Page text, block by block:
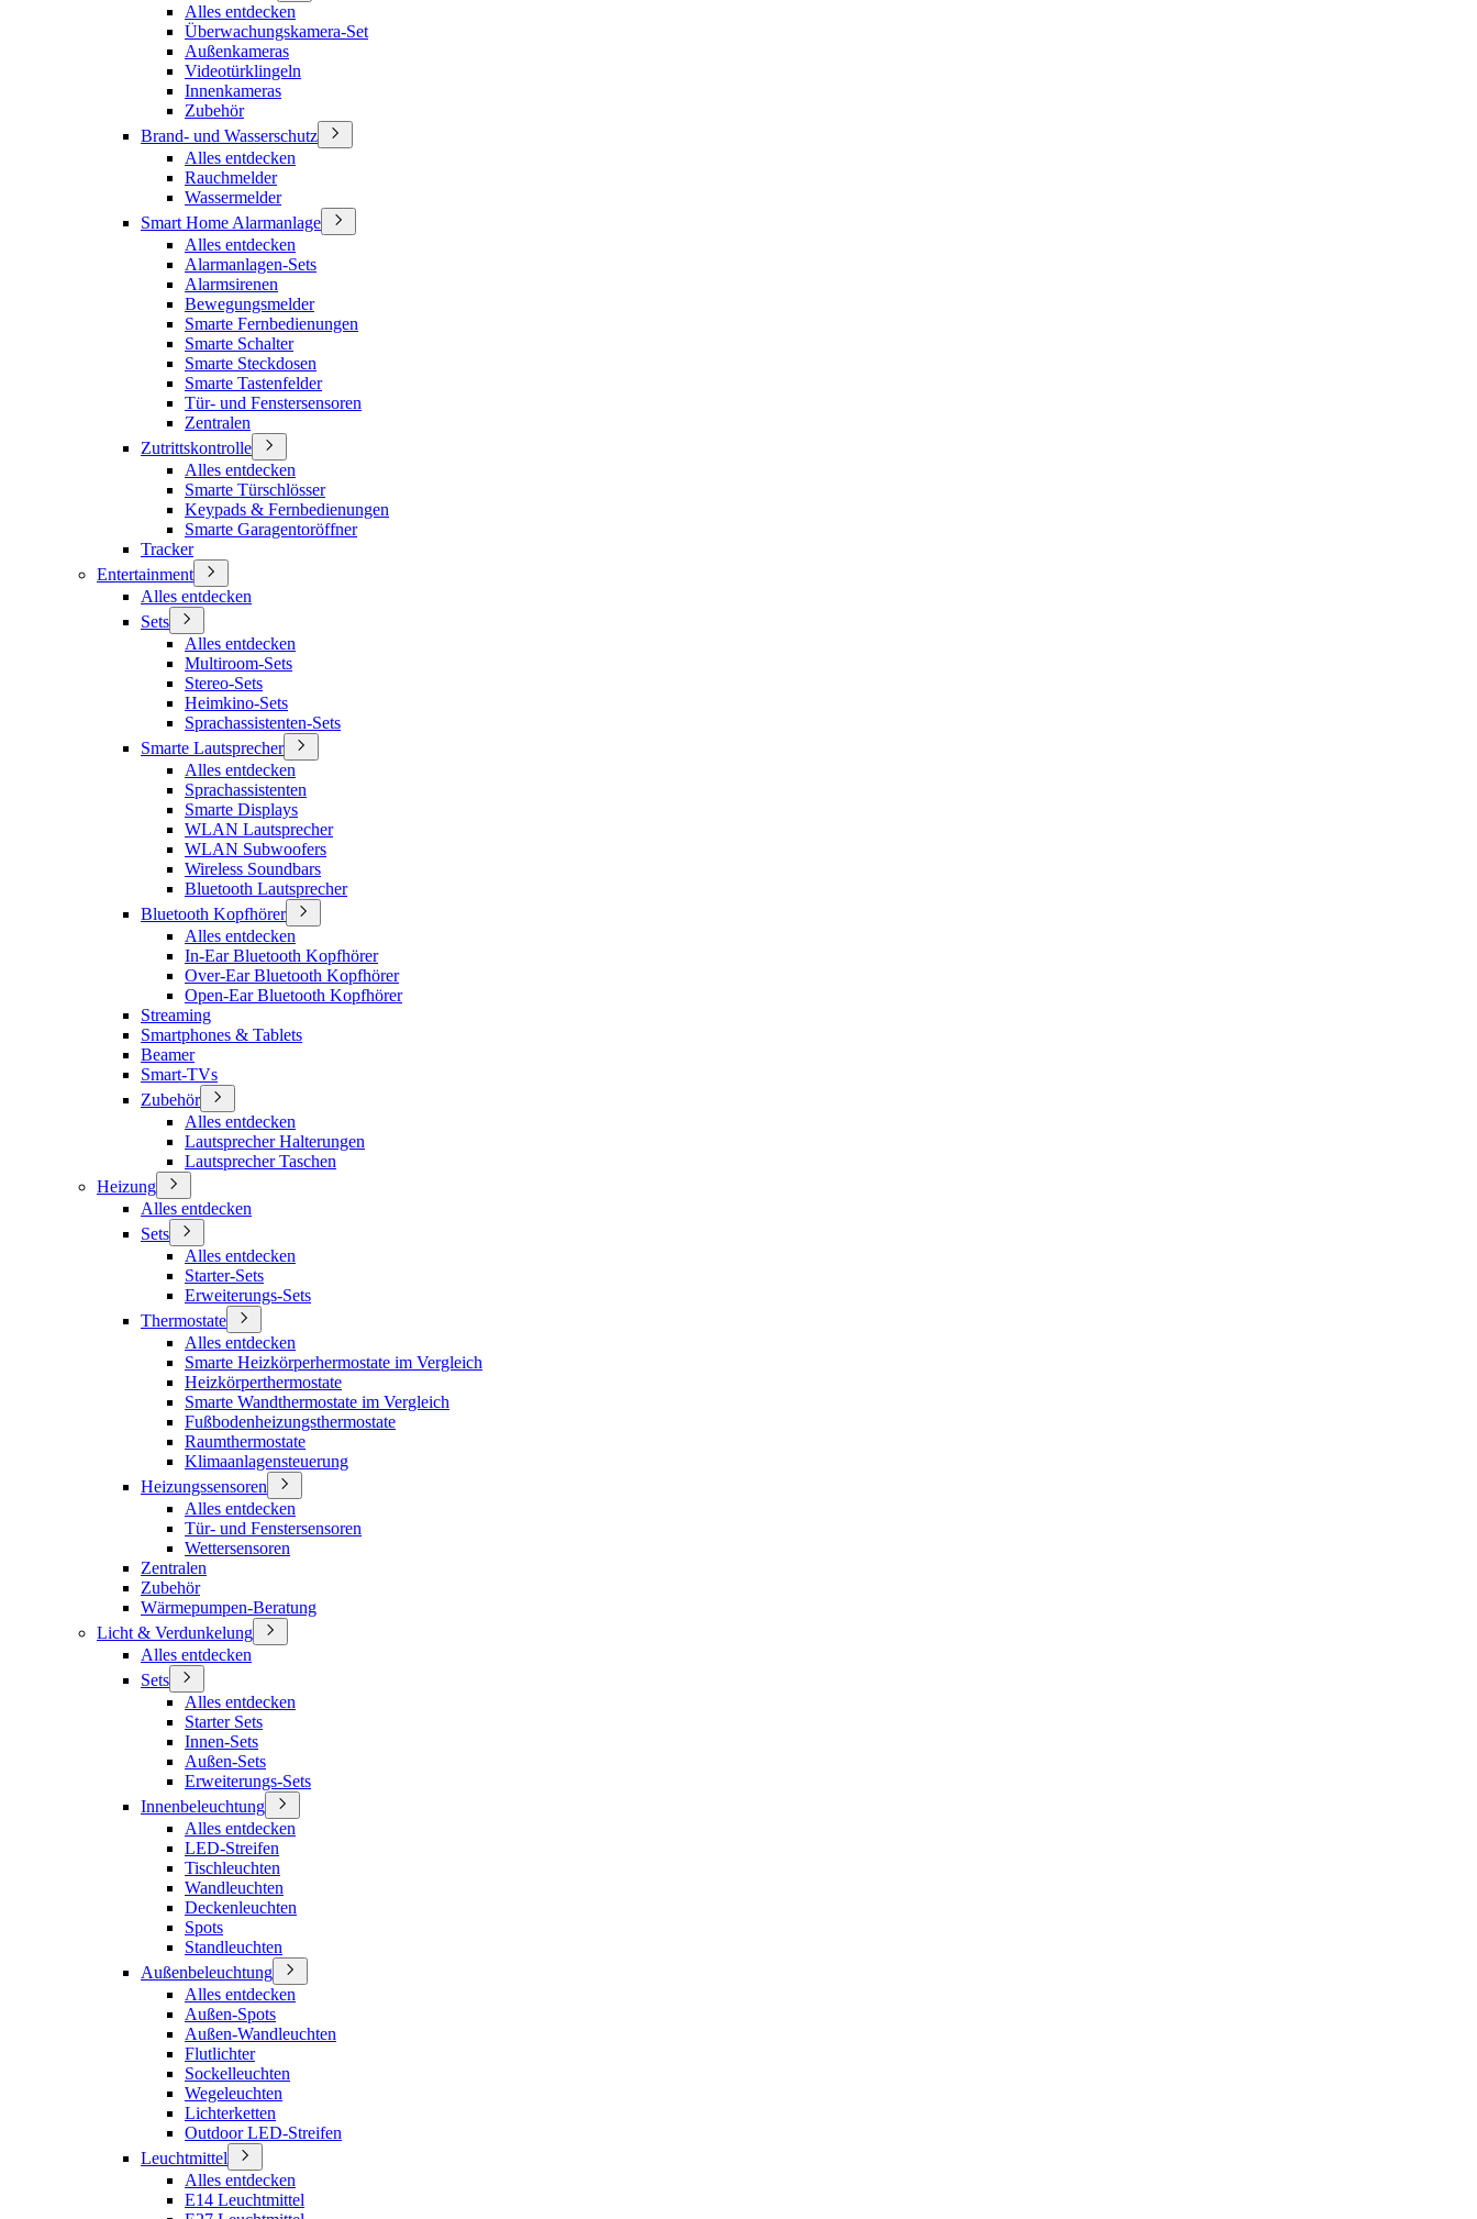
Alles entdecken
Überwachungskamera-Set
Außenkameras
Videotürklingeln
Innenkameras
Zubehör
Brand- und Wasserschutz
Alles entdecken
Rauchmelder
Wassermelder
Smart Home Alarmanlage
Alles entdecken
Alarmanlagen-Sets
Alarmsirenen
Bewegungsmelder
Smarte Fernbedienungen
Smarte Schalter
Smarte Steckdosen
Smarte Tastenfelder
Tür- und Fenstersensoren
Zentralen
Zutrittskontrolle
Alles entdecken
Smarte Türschlösser
Keypads & Fernbedienungen
Smarte Garagentoröffner
Tracker
Entertainment
Alles entdecken
Sets
Alles entdecken
Multiroom-Sets
Stereo-Sets
Heimkino-Sets
Sprachassistenten-Sets
Smarte Lautsprecher
Alles entdecken
Sprachassistenten
Smarte Displays
WLAN Lautsprecher
WLAN Subwoofers
Wireless Soundbars
Bluetooth Lautsprecher
Bluetooth Kopfhörer
Alles entdecken
In-Ear Bluetooth Kopfhörer
Over-Ear Bluetooth Kopfhörer
Open-Ear Bluetooth Kopfhörer
Streaming
Smartphones & Tablets
Beamer
Smart-TVs
Zubehör
Alles entdecken
Lautsprecher Halterungen
Lautsprecher Taschen
Heizung
Alles entdecken
Sets
Alles entdecken
Starter-Sets
Erweiterungs-Sets
Thermostate
Alles entdecken
Smarte Heizkörperhermostate im Vergleich
Heizkörperthermostate
Smarte Wandthermostate im Vergleich
Fußbodenheizungsthermostate
Raumthermostate
Klimaanlagensteuerung
Heizungssensoren
Alles entdecken
Tür- und Fenstersensoren
Wettersensoren
Zentralen
Zubehör
Wärmepumpen-Beratung
Licht & Verdunkelung
Alles entdecken
Sets
Alles entdecken
Starter Sets
Innen-Sets
Außen-Sets
Erweiterungs-Sets
Innenbeleuchtung
Alles entdecken
LED-Streifen
Tischleuchten
Wandleuchten
Deckenleuchten
Spots
Standleuchten
Außenbeleuchtung
Alles entdecken
Außen-Spots
Außen-Wandleuchten
Flutlichter
Sockelleuchten
Wegeleuchten
Lichterketten
Outdoor LED-Streifen
Leuchtmittel
Alles entdecken
E14 Leuchtmittel